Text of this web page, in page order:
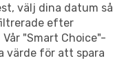
välj dina datum så
efter
"Smart Choice"-
värde för att spara